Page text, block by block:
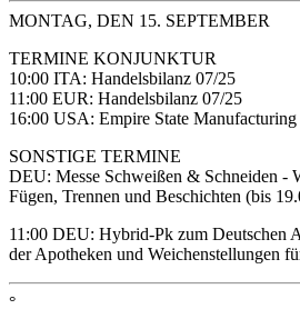
MONTAG, DEN 15. SEPTEMBER
TERMINE KONJUNKTUR
10:00 ITA: Handelsbilanz 07/25
11:00 EUR: Handelsbilanz 07/25
16:00 USA: Empire State
SONSTIGE TERMINE
DEU: Messe Schweißen & Schneiden -
Fügen, Trennen und Beschichten (bis
11:00 DEU: Hybrid-Pk zum Deutschen
der Apotheken und Weichenstellungen
°